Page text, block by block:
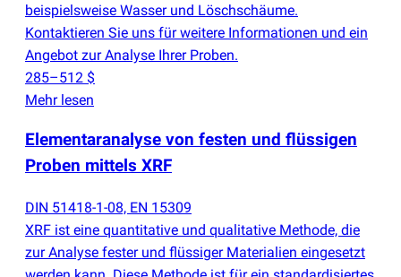
beispielsweise Wasser und Löschschäume.
Kontaktieren Sie uns für weitere Informationen und ein
Angebot zur Analyse Ihrer Proben.
285–512 $
Mehr lesen
Elementaranalyse von festen und flüssigen
Proben mittels XRF
DIN 51418-1-08, EN 15309
XRF ist eine quantitative und qualitative Methode, die
zur Analyse fester und flüssiger Materialien eingesetzt